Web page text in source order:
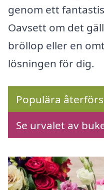
genom ett
Oavsett om det
bröllop eller en
lösningen för dig.
Populära
Se urvalet av